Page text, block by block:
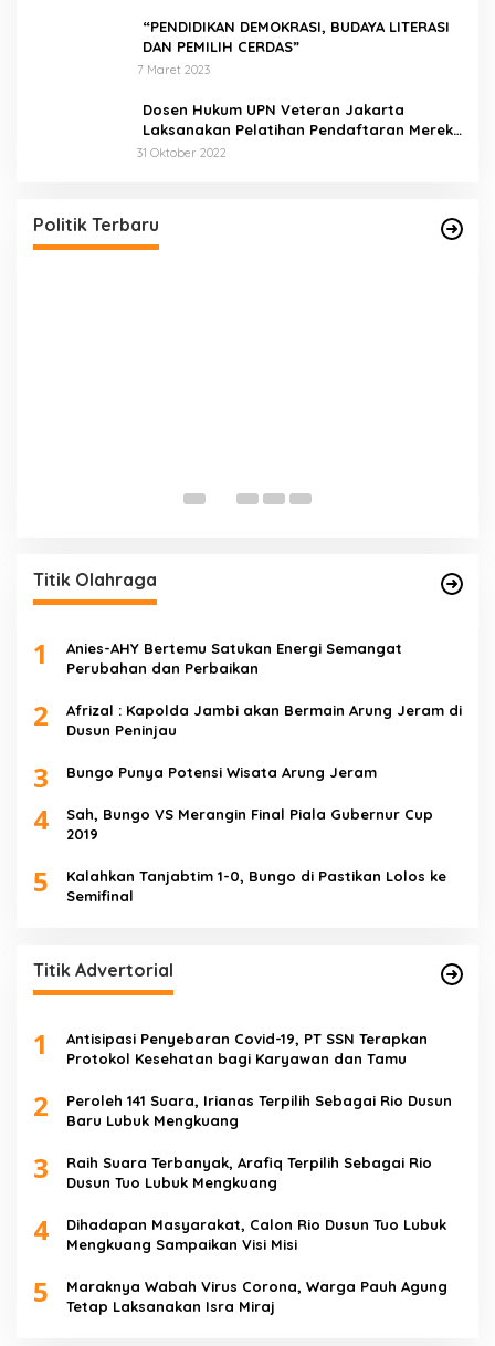
“PENDIDIKAN DEMOKRASI, BUDAYA LITERASI
DAN PEMILIH CERDAS”
7 Maret 2023
Dosen Hukum UPN Veteran Jakarta
Laksanakan Pelatihan Pendaftaran Merek
di Desa Jatisura Kabupaten Indramayu
31 Oktober 2022
Politik Terbaru
Di Politik, Titik Kota Jambi
Titik Olahraga
1
Anies-AHY Bertemu Satukan Energi Semangat
Perubahan dan Perbaikan
2
Afrizal : Kapolda Jambi akan Bermain Arung Jeram di
Dusun Peninjau
3 Bungo Punya Potensi Wisata Arung Jeram
4
Sah, Bungo VS Merangin Final Piala Gubernur Cup
2019
5
Kalahkan Tanjabtim 1-0, Bungo di Pastikan Lolos ke
Semifinal
Titik Advertorial
1
Antisipasi Penyebaran Covid-19, PT SSN Terapkan
Protokol Kesehatan bagi Karyawan dan Tamu
2
Peroleh 141 Suara, Irianas Terpilih Sebagai Rio Dusun
Baru Lubuk Mengkuang
3
Raih Suara Terbanyak, Arafiq Terpilih Sebagai Rio
Dusun Tuo Lubuk Mengkuang
4
Dihadapan Masyarakat, Calon Rio Dusun Tuo Lubuk
Mengkuang Sampaikan Visi Misi
5
Maraknya Wabah Virus Corona, Warga Pauh Agung
Tetap Laksanakan Isra Miraj